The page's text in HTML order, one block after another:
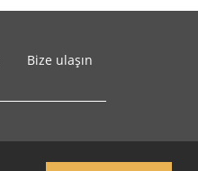
Bize ulaşın